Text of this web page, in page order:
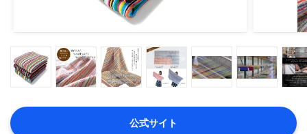
公式サイト